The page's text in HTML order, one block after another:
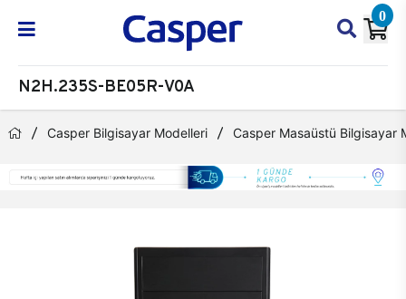
0
N2H.235S-BE05R-V0A
Casper Bilgisayar Modelleri Casper Masaüstü Bilgisayar